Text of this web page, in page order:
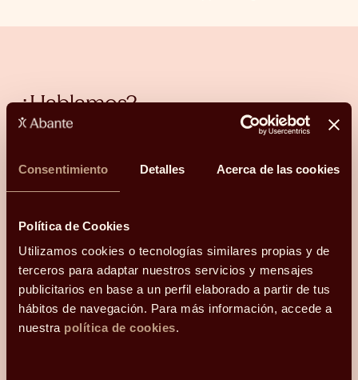
Consentimiento Detalles Acerca de las cookies
Política de Cookies
Utilizamos cookies o tecnologías similares propias y de
terceros para adaptar nuestros servicios y mensajes
publicitarios en base a un perfil elaborado a partir de tus
hábitos de navegación. Para más información, accede a
nuestra política de cookies.
¿Hablamos?
claridad.
contactarme en el teléfono
.Mi código postal es
y os he conocido
¿Qué más te gustaría compartir con nosotros?